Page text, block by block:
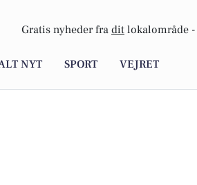
Gratis nyheder fra dit lokalområde -
NYT SPORT VEJRET